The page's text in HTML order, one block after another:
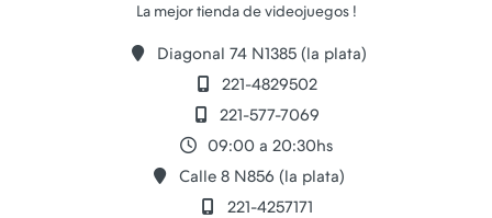
Diagonal 74 N1385 (la plata)
221-4829502
221-577-7069
09:00 a 20:30hs
Calle 8 N856 (la plata)
221-4257171